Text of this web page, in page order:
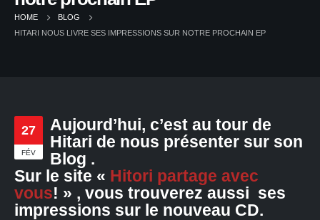
HOME
BLOG
HITARI NOUS LIVRE SES IMPRESSIONS SUR NOTRE PROCHAIN EP
27
FÉV
Aujourd’hui, c’est au tour de
Hitari de nous présenter sur son
Blog .
Sur le site « Hitori partage avec
vous! » , vous trouverez aussi ses
impressions sur le nouveau CD.